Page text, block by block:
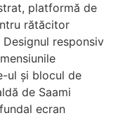
platformă de
rătăcitor
responsiv
ul și blocul de
de Saami
ecran